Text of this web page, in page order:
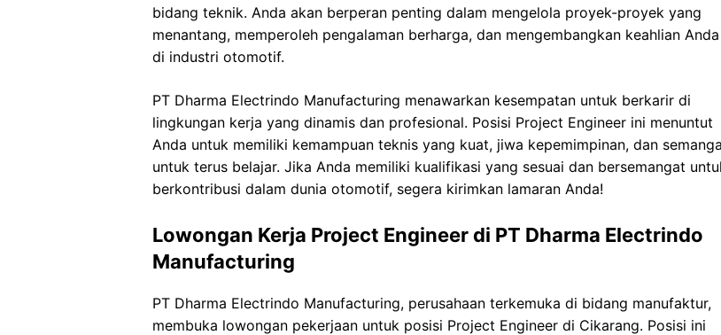
bidang teknik. Anda akan berperan penting dalam mengelola proyek-proyek yang
menantang, memperoleh pengalaman berharga, dan mengembangkan keahlian Anda
di industri otomotif.
PT Dharma Electrindo Manufacturing menawarkan kesempatan untuk berkarir di
lingkungan kerja yang dinamis dan profesional. Posisi Project Engineer ini menuntut
Anda untuk memiliki kemampuan teknis yang kuat, jiwa kepemimpinan, dan
untuk terus belajar. Jika Anda memiliki kualifikasi yang sesuai dan bersemangat
berkontribusi dalam dunia otomotif, segera kirimkan lamaran Anda!
Lowongan Kerja Project Engineer di PT Dharma Electrindo
Manufacturing
PT Dharma Electrindo Manufacturing, perusahaan terkemuka di bidang manufaktur,
membuka lowongan pekerjaan untuk posisi Project Engineer di Cikarang. Posisi ini